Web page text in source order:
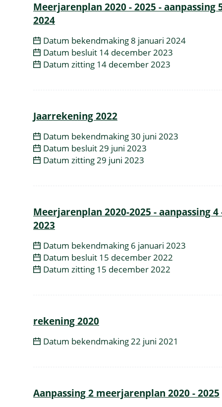
Meerjarenplan 2020 - 2025 - aanpassing
2024
Datum bekendmaking 8 januari 2024
Datum besluit 14 december 2023
Datum zitting 14 december 2023
Jaarrekening 2022
Datum bekendmaking30 juni 2023
Datum besluit29 juni 2023
Datum zitting29 juni 2023
Meerjarenplan 2020-2025 - aanpassing
2023
Datum bekendmaking 6 januari 2023
Datum besluit 15 december 2022
Datum zitting 15 december 2022
rekening 2020
Datum bekendmaking22 juni 2021
Aanpassing 2 meerjarenplan 2020 - 2025